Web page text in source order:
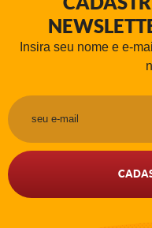
Insira seu nome e e-